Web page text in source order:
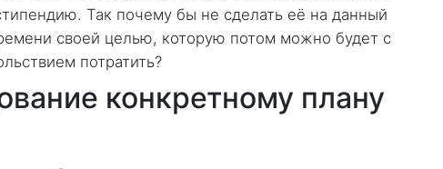
Так почему бы не сделать её на данный
своей целью, которую потом можно будет с
потратить?
конкретному плану